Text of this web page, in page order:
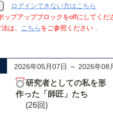
ログインできない方はこちら
ップアップブロックをoffにしてくだ
は、 こちら をご参照ください．
2026年05月07日 ～ 2026年08
研究者としての私を形
作った「師匠」たち
(26回)